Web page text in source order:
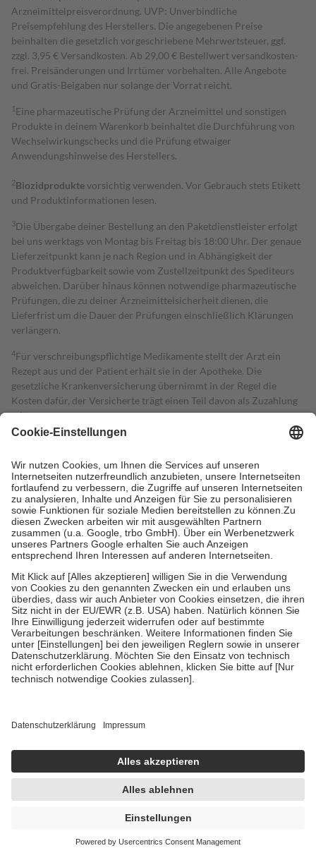
Arzneimittelpreisverordnung. UVP: Unverbindliche
Preisempfehlung des Herstellers. Die angegebenen Preise
beinhalten die gesetzlich vorgeschriebene Mehrwertsteuer, ggf.
zzgl. 3,95 € Versandkosten. Ab 29,00 € Bestell­wert versand­kosten­
frei. Preisänderungen und Irrtümer vorbehalten. Alle Angebote
und Gratis-Beigaben nur solange der Vorrat reicht.
1 Eine pharmazeutische Prüfung der Arzneimittel und sonstigen
Produkte in deinem Warenkorb beinhaltet die Durchführung von
Wechselwirkungschecks und die Prüfung etwaiger
Anwendungshinweise des Herstellers.
2Biozidproduktevorsichtig verwenden. Vor Gebrauch stets Etikett
und Produktinformationen lesen.
3Die Übergabe deiner Bestellung an den Paketdienstleister erfolgt
bei uns werktags von Montag bis Freitag bis 18:00 Uhr. Der genaue
Lieferzeitpunkt kann je nach Region und in Abhängigkeit der
Produktverfügbarkeit sowie vom Zustellzeitpunkt des Spediteurs
abweichen. Darüber hinaus können notwendige pharmazeutische
Prüfungen, die zu deiner Arzneimittelsicherheit dienen, die
Lieferfrist um die Dauer der Prüfungen einschließlich Klärungen
verlängern.
4Für verschreibungspflichtige Medikamente stellt der Arzt ein
Rezept aus und der Patient erhält sie in der Apotheke. Die
gesetzliche Krankenversicherung übernimmt in der Regel die
Kosten dafür, der Versicherte trägt einen Teil davon als Zuzahlung
mit.
Grundsätzlich leisten Mitglieder Zuzahlungen in Höhe von zehn
höchstens zehn Euro.
Es sind jedoch nie mehr als die tatsächlichen
Kosten der Leistung zu entrichten.
Diese Regeln gelten grundsätzlich auch für Online-Apotheken.
Bei Heilmitteln und häuslicher Krankenpflege beträgt die
Zuzahlung zehn Prozent der Kosten sowie zehn Euro je
Verordnung.
Um das Engagement der Versicherten für ihre eigene Gesundheit zu
stärken und die besondere Stellung der Familie zu unterstützen,
fallenkeine Zuzahlungenan bei:
• Kindern und Jugendlichen bis zum vollendeten 18. Lebensjahr
mit Ausnahme der Fahrkosten
• Untersuchungen zur Vorsorge und Früherkennung, die von der
GKV getragen werden
• empfohlenen Schutzimpfungen
• Harn- und Blutteststreifen
getroffen, um sicherzustellen, dass es sich um echte Bewertungen
https://help.etrusted.com/hc/de/articles/4419944605341
Einige Bilder und Inhalte wurden unter Zuhilfenahme künstlicher